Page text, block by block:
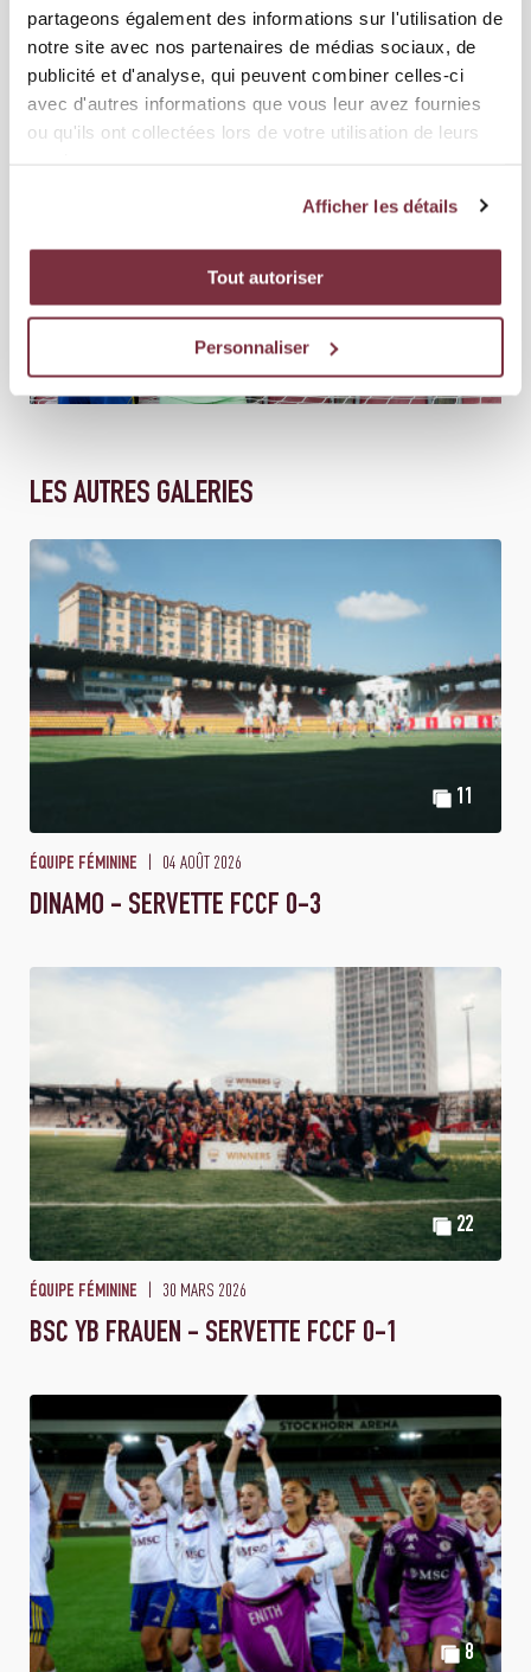
partageons également des informations sur l'utilisation de
notre site avec nos partenaires de médias sociaux, de
publicité et d'analyse, qui peuvent combiner celles-ci
avec d'autres informations que vous leur avez fournies
ou qu'ils ont collectées lors de votre utilisation de leurs
Afficher les détails
Tout autoriser
Personnaliser
LES AUTRES GALERIES
11
ÉQUIPE FÉMININE 04 AOÛT 2026
DINAMO - SERVETTE FCCF 0-3
22
ÉQUIPE FÉMININE 30 MARS 2026
BSC YB FRAUEN - SERVETTE FCCF 0-1
8